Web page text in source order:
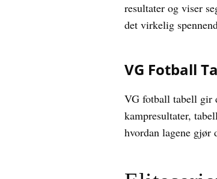
resultater og viser
det virkelig
VG Fotball
VG fotball tabell gir
kampresultater,
hvordan lagene gjør